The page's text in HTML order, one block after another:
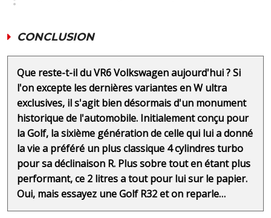
CONCLUSION
Que reste-t-il du VR6 Volkswagen aujourd'hui ? Si
l'on excepte les dernières variantes en W ultra
exclusives, il s'agit bien désormais d'un monument
historique de l'automobile. Initialement conçu pour
la Golf, la sixième génération de celle qui lui a donné
la vie a préféré un plus classique 4 cylindres turbo
pour sa déclinaison R. Plus sobre tout en étant plus
performant, ce 2 litres a tout pour lui sur le papier.
Oui, mais essayez une Golf R32 et on reparle…